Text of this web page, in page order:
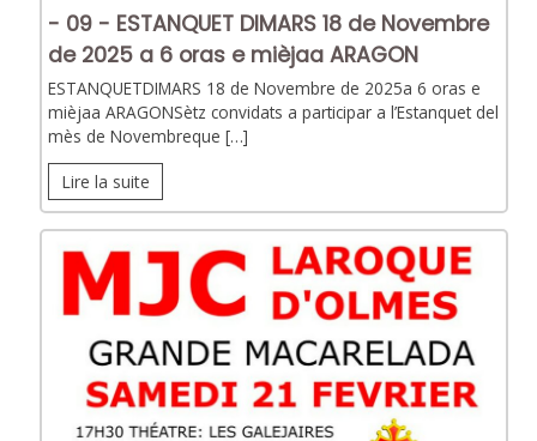
- 09 - ESTANQUET DIMARS 18 de Novembre
de 2025 a 6 oras e mièjaa ARAGON
ESTANQUETDIMARS 18 de Novembre de 2025a 6 oras e
mièjaa ARAGONSètz convidats a participar a l’Estanquet del
mès de Novembreque […]
Lire la suite